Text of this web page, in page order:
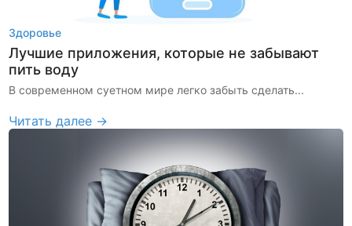
Здоровье
Лучшие приложения, которые не забывают
пить воду
В современном суетном мире легко забыть сделать...
Читать далее →